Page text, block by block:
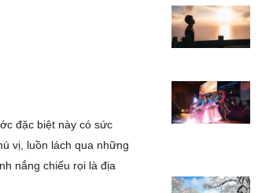
đặc biệt này có sức
vị, luồn lách qua những
nắng chiếu rọi là địa